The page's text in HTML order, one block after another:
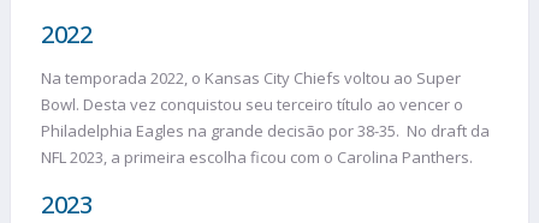
2022
Na temporada 2022, o Kansas City Chiefs voltou ao Super
Bowl. Desta vez conquistou seu terceiro título ao vencer o
Philadelphia Eagles na grande decisão por 38-35. No draft da
NFL 2023, a primeira escolha ficou com o Carolina Panthers.
2023